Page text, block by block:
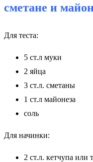
сметане и
Для теста:
5 ст.л муки
2 яйца
3 ст.л. сметаны
1 ст.л майонеза
соль
Для начинки:
2 ст.л. кетчупа или